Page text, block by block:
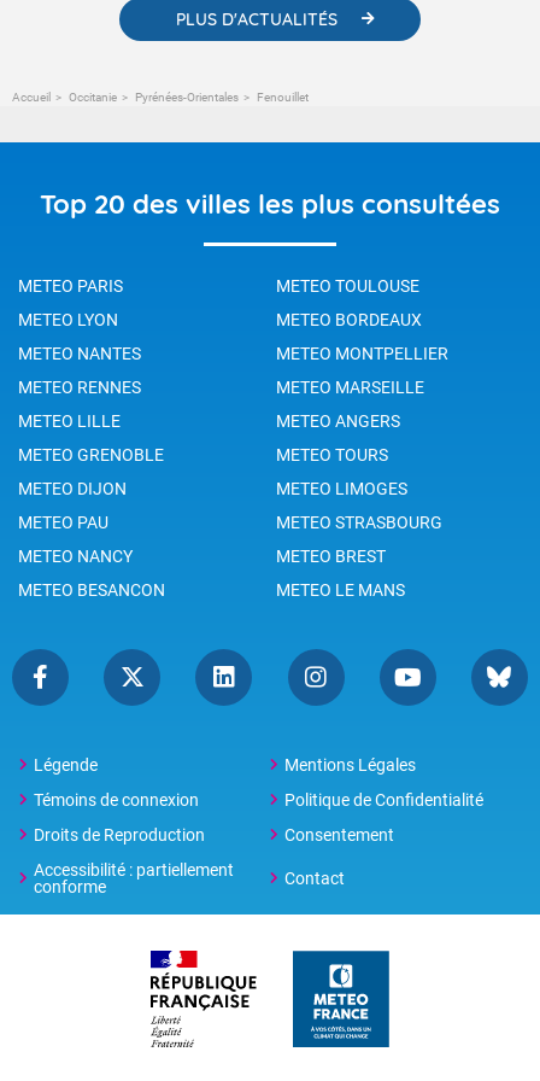
PLUS D'ACTUALITÉS
Accueil Occitanie Pyrénées-Orientales Fenouillet
Top 20 des villes les plus consultées
METEO PARIS
METEO TOULOUSE
METEO LYON
METEO BORDEAUX
METEO NANTES
METEO MONTPELLIER
METEO RENNES
METEO MARSEILLE
METEO LILLE
METEO ANGERS
METEO GRENOBLE
METEO TOURS
METEO DIJON
METEO LIMOGES
METEO PAU
METEO STRASBOURG
METEO NANCY
METEO BREST
METEO BESANCON
METEO LE MANS
Légende
Mentions Légales
Témoins de connexion
Politique de Confidentialité
Droits de Reproduction
Consentement
Accessibilité : partiellement
conforme
Contact